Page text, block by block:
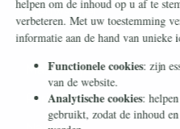
Nieuwsbrief
Eenmalig
Maandelijks
Periodiek